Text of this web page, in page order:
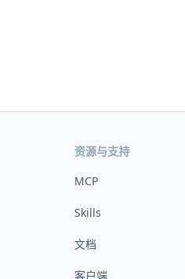
资源与支持
MCP
Skills
文档
客户端